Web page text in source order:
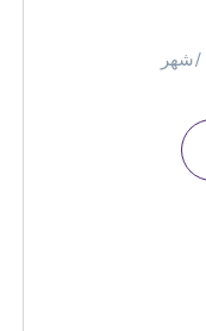
/شهر